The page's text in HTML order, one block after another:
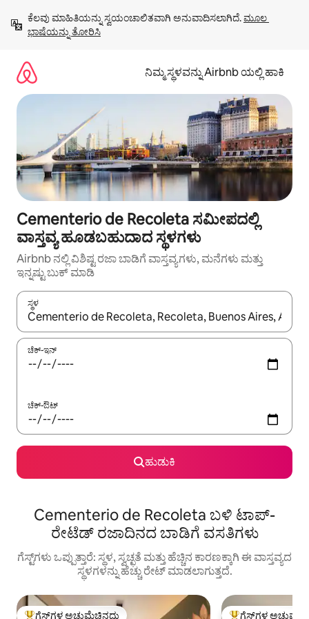
ಹೋಗಿ
ಕೆಲವು ಮಾಹಿತಿಯನ್ನು ಸ್ವಯಂಚಾಲಿತವಾಗಿ ಅನುವಾದಿಸಲಾಗಿದೆ. ಮೂಲ
ಭಾಷೆಯನ್ನು ತೋರಿಸಿ
ನಿಮ್ಮ ಸ್ಥಳವನ್ನು Airbnb ಯಲ್ಲಿ ಹಾಕಿ
Cementerio de Recoleta ಸಮೀಪದಲ್ಲಿ
ವಾಸ್ತವ್ಯ ಹೂಡಬಹುದಾದ ಸ್ಥಳಗಳು
Airbnb ನಲ್ಲಿ ವಿಶಿಷ್ಟ ರಜಾ ಬಾಡಿಗೆ ವಾಸ್ತವ್ಯಗಳು, ಮನೆಗಳು ಮತ್ತು
ಇನ್ನಷ್ಟು ಬುಕ್ ಮಾಡಿ
ಸ್ಥಳ
ಫಲಿತಾಂಶಗಳು ಲಭ್ಯವಿರುವಾಗ, ಅಪ್ ಮತ್ತು ಡೌನ್ ಬಾಣದ ಕೀಲಿಗಳೊಂದಿಗೆ
ಚೆಕ್-ಇನ್
ಚೆಕ್-ಔಟ್
ಹುಡುಕಿ
Cementerio de Recoleta ಬಳಿ ಟಾಪ್-
ರೇಟೆಡ್ ರಜಾದಿನದ ಬಾಡಿಗೆ ವಸತಿಗಳು
ಗೆಸ್ಟ್‌ಗಳು ಒಪ್ಪುತ್ತಾರೆ: ಸ್ಥಳ, ಸ್ವಚ್ಛತೆ ಮತ್ತು ಹೆಚ್ಚಿನ ಕಾರಣಕ್ಕಾಗಿ ಈ ವಾಸ್ತವ್ಯದ
ಸ್ಥಳಗಳನ್ನು ಹೆಚ್ಚು ರೇಟ್ ಮಾಡಲಾಗುತ್ತದೆ.
ಗೆಸ್ಟ್‌ಗಳ ಅಚ್ಚುಮೆಚ್ಚಿನದು ಗೆಸ್ಟ್‌ಗಳ